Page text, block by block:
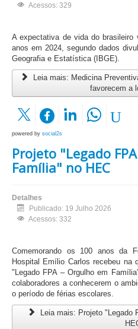
Acessos: 329
A expectativa de vida do
anos em 2024, segundo dados
Geografia e Estatística (IBGE).
Leia mais: Medicina
favorecem a
powered by social2s
Projeto "Legado
Família" no HEC
Detalhes
Publicado: 19 Julho 2026
Acessos: 332
Comemorando os 100 anos da
Hospital Emílio Carlos recebeu na
"Legado FPA – Orgulho em
colaboradores a conhecerem o
o período de férias escolares.
Leia mais: Projeto "Legado